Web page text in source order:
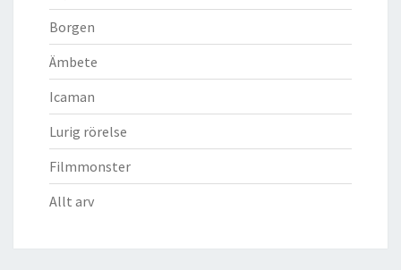
Borgen
Ämbete
Icaman
Lurig rörelse
Filmmonster
Allt arv